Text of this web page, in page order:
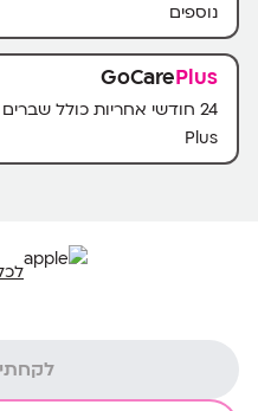
נוספים
GoCarePlus
Plus
לקחתי